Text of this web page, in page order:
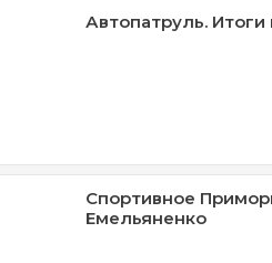
Автопатруль.
Спортивное
Емельяненко